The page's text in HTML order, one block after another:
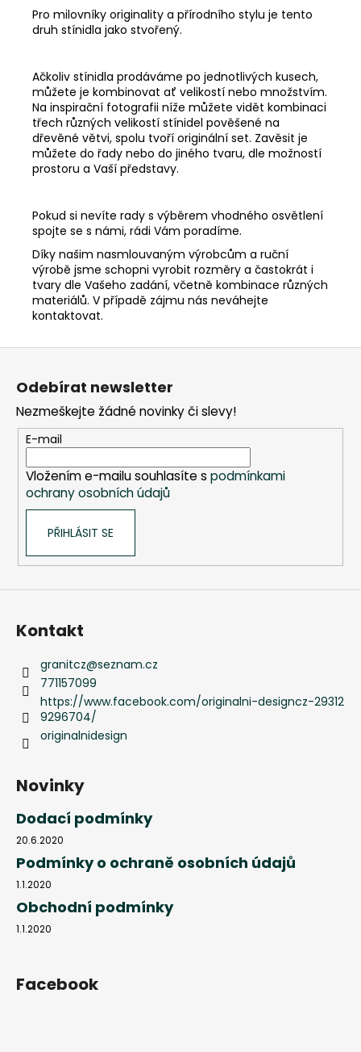
Pro milovníky originality a přírodního stylu je tento
druh stínidla jako stvořený.
Ačkoliv stínidla prodáváme po jednotlivých kusech,
můžete je kombinovat ať velikostí nebo množstvím.
Na inspirační fotografii níže můžete vidět kombinaci
třech různých velikostí stínidel pověšené na
dřevěné větvi, spolu tvoří originální set. Zavěsit je
můžete do řady nebo do jiného tvaru, dle možností
prostoru a Vaší představy.
Pokud si nevíte rady s výběrem vhodného osvětlení
spojte se s námi, rádi Vám poradíme.
Díky našim nasmlouvaným výrobcům a ruční
výrobě jsme schopni vyrobit rozměry a častokrát i
tvary dle Vašeho zadání, včetně kombinace různých
materiálů. V případě zájmu nás neváhejte
kontaktovat.
Z
Odebírat newsletter
Nezmeškejte žádné novinky či slevy!
E-mail
Vložením e-mailu souhlasíte s podmínkami
ochrany osobních údajů
PŘIHLÁSIT SE
Kontakt
granitcz@seznam.cz
771157099
https://www.facebook.com/originalni-designcz-29312
9296704/
originalnidesign
Novinky
Dodací podmínky
20.6.2020
Podmínky o ochraně osobních údajů
1.1.2020
Obchodní podmínky
1.1.2020
Facebook